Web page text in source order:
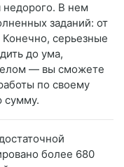
недорого. В нем
заданий: от
Конечно, серьезные
до ума,
— вы сможете
по своему
сумму.
более 680